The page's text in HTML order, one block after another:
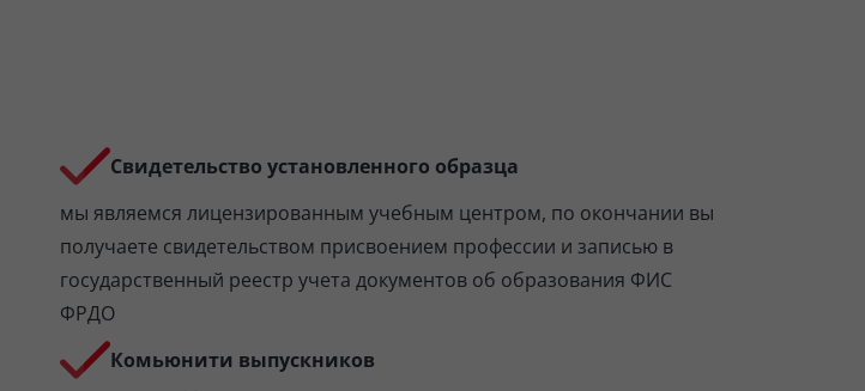
Свидетельство установленного образца
мы являемся лицензированным учебным центром, по окончании вы
получаете свидетельством присвоением профессии и записью в
государственный реестр учета документов об образования ФИС
ФРДО
Комьюнити выпускников